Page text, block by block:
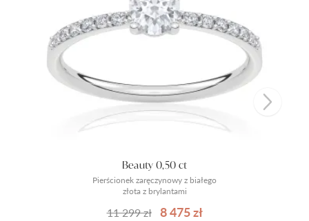
Pierścionek zaręczynowy z białego
złota z brylantami
Beauty 0,50 ct
11 299 zł 8 475 zł